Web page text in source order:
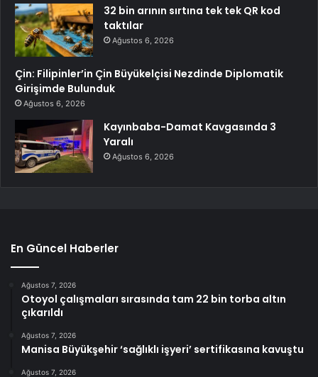
32 bin arının sırtına tek tek QR kod
taktılar
Ağustos 6, 2026
Çin: Filipinler’in Çin Büyükelçisi Nezdinde Diplomatik
Girişimde Bulunduk
Ağustos 6, 2026
Kayınbaba-Damat Kavgasında 3
Yaralı
Ağustos 6, 2026
En Güncel Haberler
Ağustos 7, 2026
Otoyol çalışmaları sırasında tam 22 bin torba altın
çıkarıldı
Ağustos 7, 2026
Manisa Büyükşehir ‘sağlıklı işyeri’ sertifikasına kavuştu
Ağustos 7, 2026